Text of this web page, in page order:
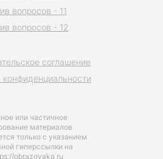
или частичное
материалов
только с указанием
гиперссылки на
obrazovaka.ru
соглашение
конфиденциальности
вопросов - 11
вопросов - 12